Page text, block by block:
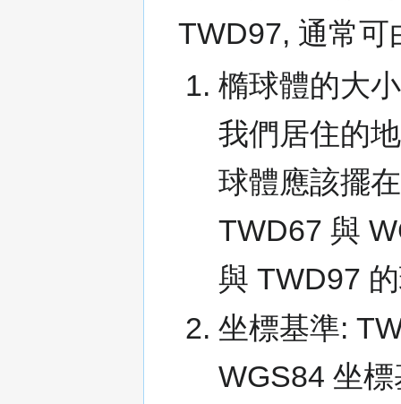
TWD97, 通常可
橢球體的大
我們居住的
球體應該擺
TWD67 與
與 TWD97
坐標基準:
WGS84 坐